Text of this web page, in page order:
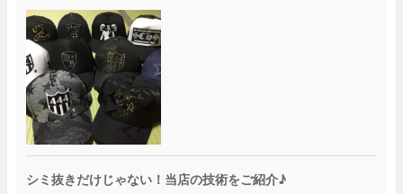
シミ抜きだけじゃない！当店の技術をご紹介♪